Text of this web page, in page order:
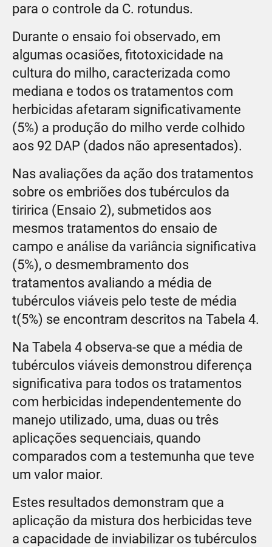
para o controle da C. rotundus.
Durante o ensaio foi observado, em
algumas ocasiões, fitotoxicidade na
cultura do milho, caracterizada como
mediana e todos os tratamentos com
herbicidas afetaram significativamente
(5%) a produção do milho verde colhido
aos 92 DAP (dados não apresentados).
Nas avaliações da ação dos tratamentos
sobre os embriões dos tubérculos da
tiririca (Ensaio 2), submetidos aos
mesmos tratamentos do ensaio de
campo e análise da variância significativa
(5%), o desmembramento dos
tratamentos avaliando a média de
tubérculos viáveis pelo teste de média
t(5%) se encontram descritos na Tabela 4.
Na Tabela 4 observa-se que a média de
tubérculos viáveis demonstrou diferença
significativa para todos os tratamentos
com herbicidas independentemente do
manejo utilizado, uma, duas ou três
aplicações sequenciais, quando
comparados com a testemunha que teve
um valor maior.
Estes resultados demonstram que a
aplicação da mistura dos herbicidas teve
a capacidade de inviabilizar os tubérculos